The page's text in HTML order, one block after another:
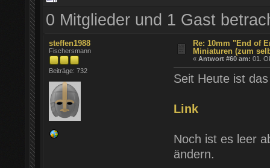
0 Mitglieder und 1 Gast
steffen1988
Fischersmann
Beiträge: 732
Re: 10mm "End of
Miniaturen (zum
«Antwort #60 am: 01.
Seit Heute ist
Link
Noch ist es leer
ändern.